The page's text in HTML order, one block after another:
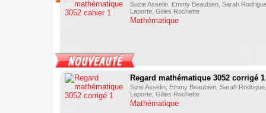
Suzie Asselin, Emmy Beaubien, Sarah
Laporte, Gilles Rochette
Mathématique
Regard mathématique 3052 corrigé 1
Sizie Asselin, Emmy Beaubien, Sarah
Laporte, Gilles Rochette
Mathématique